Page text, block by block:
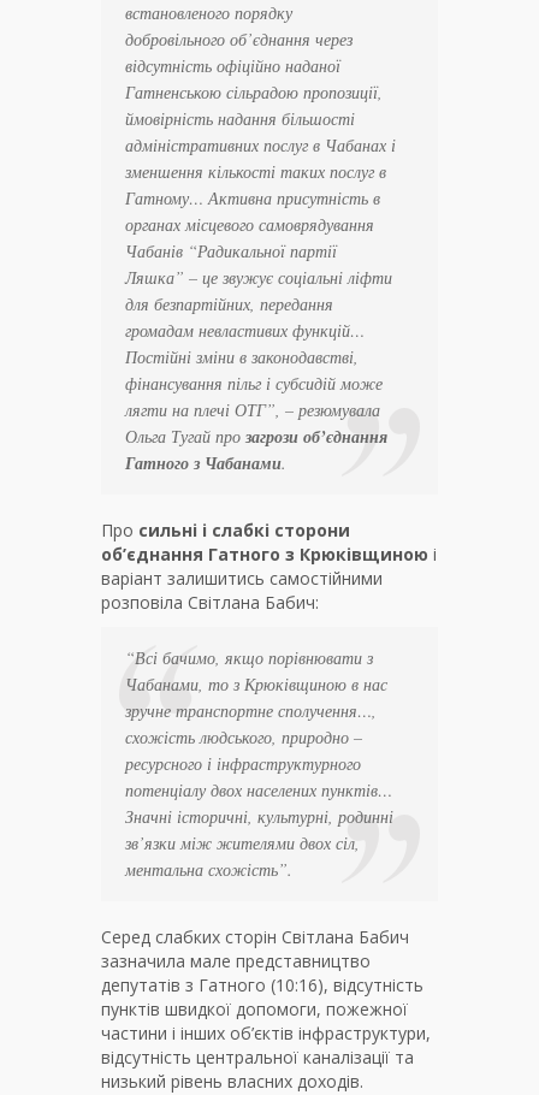
встановленого порядку
добровільного об’єднання через
відсутність офіційно наданої
Гатненською сільрадою пропозиції,
ймовірність надання більшості
адміністративних послуг в Чабанах і
зменшення кількості таких послуг в
Гатному… Активна присутність в
органах місцевого самоврядування
Чабанів “Радикальної партії
Ляшка” – це звужує соціальні ліфти
для безпартійних, передання
громадам невластивих функцій…
Постійні зміни в законодавстві,
фінансування пільг і субсидій може
лягти на плечі ОТГ”, – резюмувала
Ольга Тугай про загрози об’єднання
Гатного з Чабанами.
Про сильні і слабкі сторони
об’єднання Гатного з Крюківщиною і
варіант залишитись самостійними
розповіла Світлана Бабич:
“Всі бачимо, якщо порівнювати з
Чабанами, то з Крюківщиною в нас
зручне транспортне сполучення…,
схожість людського, природно –
ресурсного і інфраструктурного
потенціалу двох населених пунктів…
Значні історичні, культурні, родинні
зв’язки між жителями двох сіл,
ментальна схожість”.
Серед слабких сторін Світлана Бабич
зазначила мале представництво
депутатів з Гатного (10:16), відсутність
пунктів швидкої допомоги, пожежної
частини і інших об’єктів інфраструктури,
відсутність центральної каналізації та
низький рівень власних доходів.